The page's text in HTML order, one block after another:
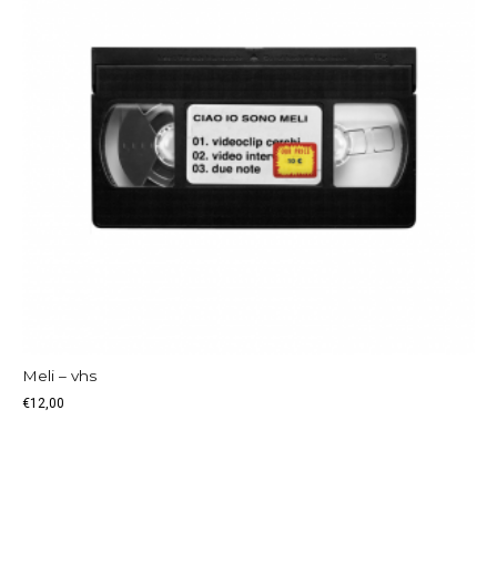
Meli – vhs
€12,00